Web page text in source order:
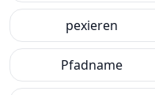
pexieren
Pfadname